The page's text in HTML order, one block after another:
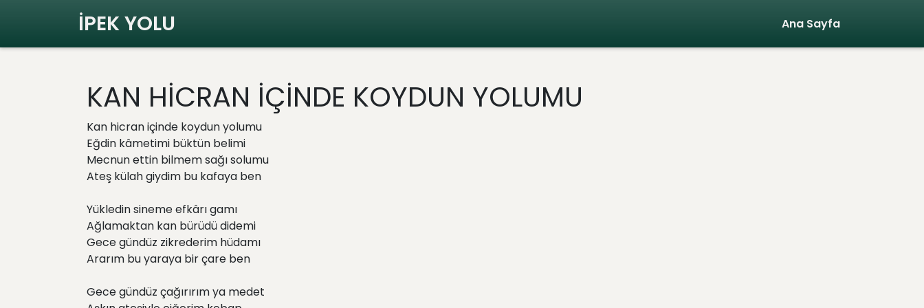
İPEK YOLU Ana Sayfa
KAN HİCRAN İÇİNDE KOYDUN YOLUMU
Kan hicran içinde koydun yolumu
Eğdin kâmetimi büktün belimi
Mecnun ettin bilmem sağı solumu
Ateş külah giydim bu kafaya ben
Yükledin sineme efkârı gamı
Ağlamaktan kan bürüdü didemi
Gece gündüz zikrederim hüdamı
Ararım bu yaraya bir çare ben
Gece gündüz çağırırım ya medet